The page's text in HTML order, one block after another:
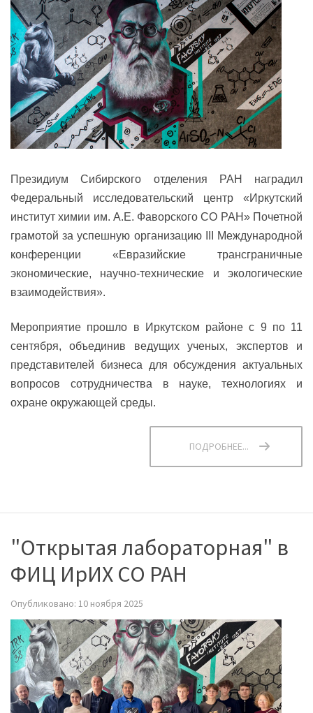
Президиум Сибирского отделения РАН наградил
Федеральный исследовательский центр «Иркутский
институт химии им. А.Е. Фаворского СО РАН» Почетной
грамотой за успешную организацию III Международной
конференции «Евразийские трансграничные
экономические, научно-технические и экологические
взаимодействия».
Мероприятие прошло в Иркутском районе с 9 по 11
сентября, объединив ведущих ученых, экспертов и
представителей бизнеса для обсуждения актуальных
вопросов сотрудничества в науке, технологиях и
охране окружающей среды.
ПОДРОБНЕЕ...
"Открытая лабораторная" в
ФИЦ ИрИХ СО РАН
Опубликовано: 10 ноября 2025